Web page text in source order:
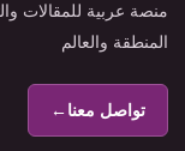
منصة عربية للمقالات
المنطقة والعالم
تواصل معنا←